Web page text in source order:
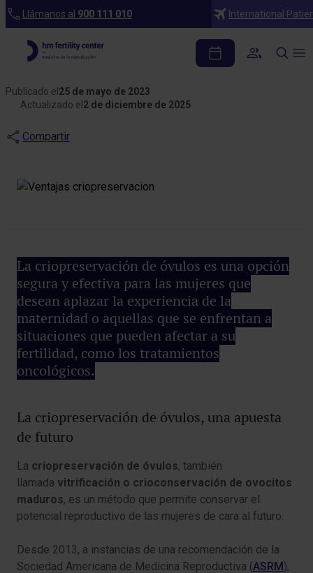
Llámanos al 900 111 010 International
Blog
Ventajas de optar por la
criopreservación de óvulos
Publicado el 25 de mayo de 2023
Actualizado el 2 de diciembre de 2025
Compartir
La criopreservación de óvulos es una opción
segura y efectiva para las mujeres que
desean aplazar la experiencia de la
maternidad o aquellas que se enfrentan a
situaciones que pueden afectar a su
fertilidad, como los tratamientos
oncológicos.
La criopreservación de óvulos, una apuesta
de futuro
La criopreservación de óvulos, también
llamada vitrificación o crioconservación de ovocitos
maduros, es un método que permite conservar el
potencial reproductivo de las mujeres de cara al futuro.
Desde 2013, a instancias de una recomendación de la
Sociedad Americana de Medicina Reproductiva (ASRM ),